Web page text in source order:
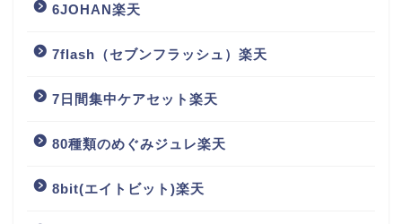
6JOHAN楽天
7flash（セブンフラッシュ）楽天
7日間集中ケアセット楽天
80種類のめぐみジュレ楽天
8bit(エイトビット)楽天